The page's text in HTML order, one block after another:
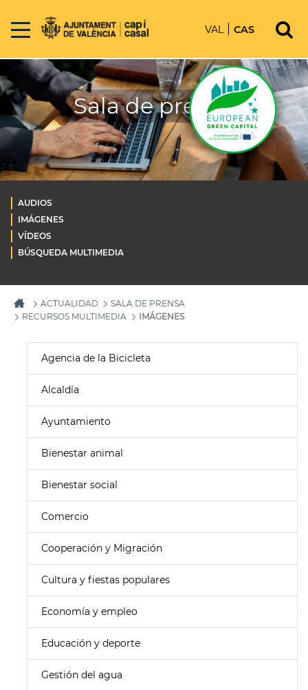
VAL CAS
Sala de prensa
AUDIOS
IMÁGENES
VÍDEOS
BÚSQUEDA MULTIMEDIA
ACTUALIDAD
SALA DE PRENSA
RECURSOS MULTIMEDIA
IMÁGENES
Agencia de la Bicicleta
Alcaldía
Ayuntamiento
Bienestar animal
Bienestar social
Comercio
Cooperación y Migración
Cultura y fiestas populares
Economía y empleo
Educación y deporte
Gestión del agua